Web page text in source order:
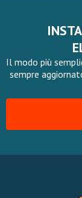
Il modo più
sempre